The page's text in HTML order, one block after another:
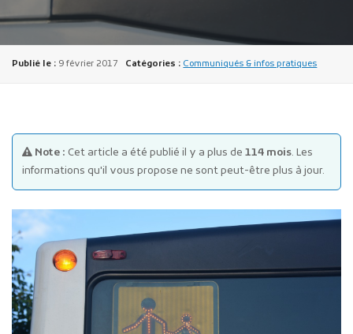
Publicité des actes
Marchés publics
Projets financés par l'Europe
Publié le : 9 février 2017 Catégories : Communiqués & infos pratiques
Note : Cet article a été publié il y a plus de 114 mois. Les
informations qu'il vous propose ne sont peut-être plus à jour.